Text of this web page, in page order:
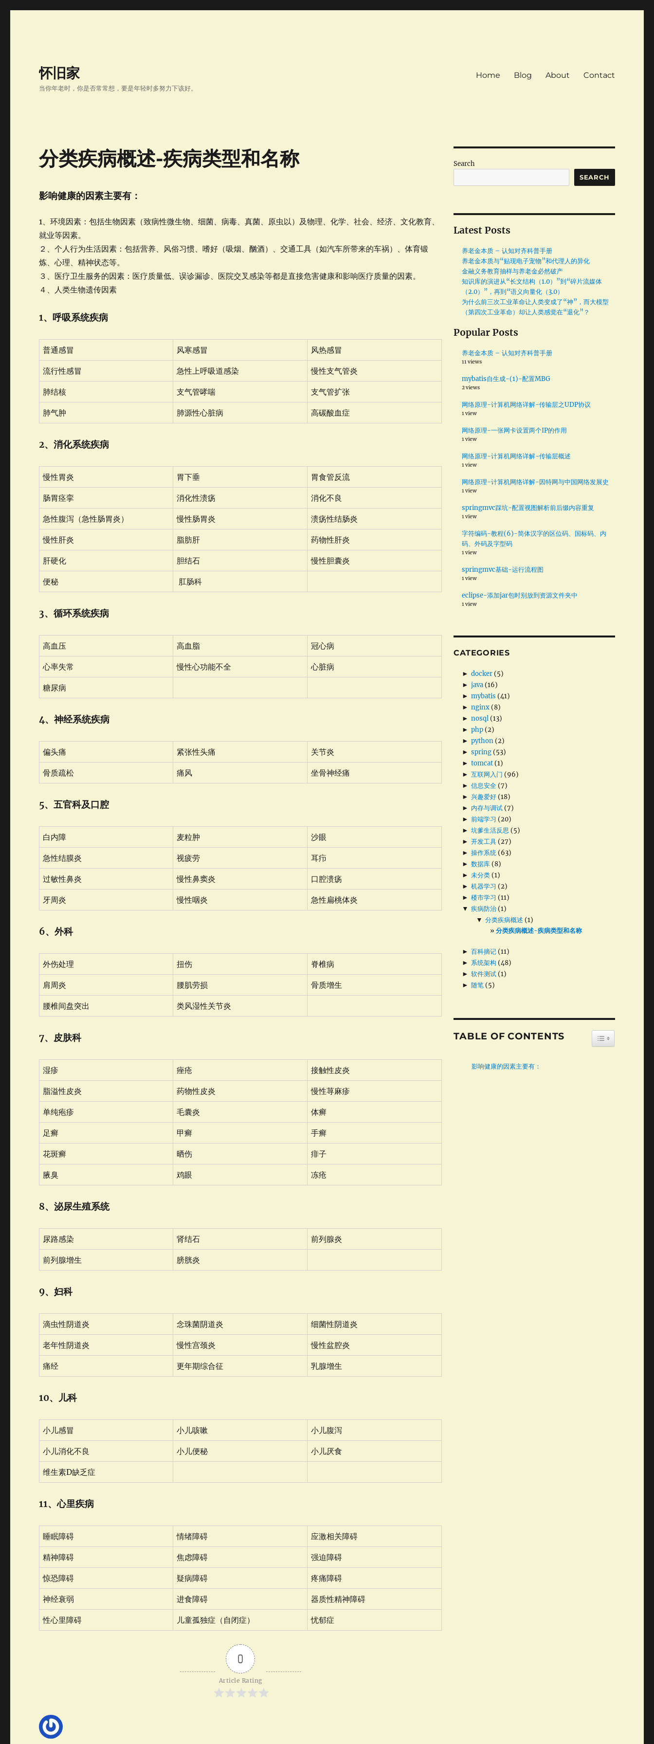
怀旧家
当你年老时，你是否常常想，要是年轻时多努力下该好。
Home Blog About Contact
分类疾病概述-疾病类型和名称
影响健康的因素主要有：
1、环境因素：包括生物因素（致病性微生物、细菌、病毒、真菌、原虫以）及物理、化学、社会、经济、文化教育、
就业等因素。
２、个人行为生活因素：包括营养、风俗习惯、嗜好（吸烟、酗酒）、交通工具（如汽车所带来的车祸）、体育锻
炼、心理、精神状态等。
３、医疗卫生服务的因素：医疗质量低、误诊漏诊、医院交叉感染等都是直接危害健康和影响医疗质量的因素。
４、人类生物遗传因素
1、呼吸系统疾病
普通感冒 风寒感冒 风热感冒
流行性感冒 急性上呼吸道感染 慢性支气管炎
肺结核 支气管哮喘 支气管扩张
肺气肿 肺源性心脏病 高碳酸血症
2、消化系统疾病
慢性胃炎 胃下垂 胃食管反流
肠胃痉挛 消化性溃疡 消化不良
急性腹泻（急性肠胃炎） 慢性肠胃炎 溃疡性结肠炎
慢性肝炎 脂肪肝 药物性肝炎
肝硬化 胆结石 慢性胆囊炎
便秘 肛肠科
3、循环系统疾病
高血压 高血脂 冠心病
心率失常 慢性心功能不全 心脏病
糖尿病
4、神经系统疾病
偏头痛 紧张性头痛 关节炎
骨质疏松 痛风 坐骨神经痛
5、五官科及口腔
白内障 麦粒肿 沙眼
急性结膜炎 视疲劳 耳疖
过敏性鼻炎 慢性鼻窦炎 口腔溃疡
牙周炎 慢性咽炎 急性扁桃体炎
6、外科
外伤处理 扭伤 脊椎病
肩周炎 腰肌劳损 骨质增生
腰椎间盘突出 类风湿性关节炎
7、皮肤科
湿疹 痤疮 接触性皮炎
脂溢性皮炎 药物性皮炎 慢性荨麻疹
单纯疱疹 毛囊炎 体癣
足癣 甲癣 手癣
花斑癣 晒伤 痱子
腋臭 鸡眼 冻疮
8、泌尿生殖系统
尿路感染 肾结石 前列腺炎
前列腺增生 膀胱炎
9、妇科
滴虫性阴道炎 念珠菌阴道炎 细菌性阴道炎
老年性阴道炎 慢性宫颈炎 慢性盆腔炎
痛经 更年期综合征 乳腺增生
10、儿科
小儿感冒 小儿咳嗽 小儿腹泻
小儿消化不良 小儿便秘 小儿厌食
维生素D缺乏症
11、心里疾病
睡眠障碍 情绪障碍 应激相关障碍
精神障碍 焦虑障碍 强迫障碍
惊恐障碍 疑病障碍 疼痛障碍
神经衰弱 进食障碍 器质性精神障碍
性心里障碍 儿童孤独症（自闭症） 忧郁症
0
Article Rating
Search
SEARCH
Latest Posts
养老金本质 – 认知对齐科普手册
养老金本质与“贴现电子宠物”和代理人的异化
金融义务教育抽样与养老金必然破产
知识库的演进从“长文结构（1.0）”到“碎片流媒体
（2.0）”，再到“语义向量化（3.0）
为什么前三次工业革命让人类变成了“神”，而大模型
（第四次工业革命）却让人类感觉在“退化”？
Popular Posts
养老金本质 – 认知对齐科普手册
11 views
mybatis自生成-(1)-配置MBG
2 views
网络原理-计算机网络详解-传输层之UDP协议
1 view
网络原理-一张网卡设置两个IP的作用
1 view
网络原理-计算机网络详解-传输层概述
1 view
网络原理-计算机网络详解-因特网与中国网络发展史
1 view
springmvc踩坑-配置视图解析前后缀内容重复
1 view
字符编码-教程(6)-简体汉字的区位码、国标码、内
码、外码及字型码
1 view
springmvc基础-运行流程图
1 view
eclipse-添加jar包时别放到资源文件夹中
1 view
CATEGORIES
► docker(5)
► java(16)
► mybatis (41)
► nginx(8)
► nosql(13)
► php(2)
► python(2)
► spring(53)
► tomcat(1)
► 互联网入门 (96)
► 信息安全(7)
► 兴趣爱好(18)
► 内存与调试(7)
► 前端学习 (20)
► 坑爹生活反思 (5)
► 开发工具(27)
► 操作系统(63)
► 数据库(8)
► 未分类(1)
► 机器学习 (2)
► 楼市学习 (11)
▼ 疾病防治(1)
▼ 分类疾病概述 (1)
分类疾病概述-疾病类型和名称
► 百科摘记(11)
► 系统架构 (48)
► 软件测试(1)
► 随笔(5)
TABLE OF CONTENTS TOGGLE
影响健康的因素主要有：